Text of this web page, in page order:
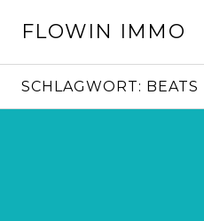
zumFLOWIN IMMO
SCHLAGWORT: BEATS